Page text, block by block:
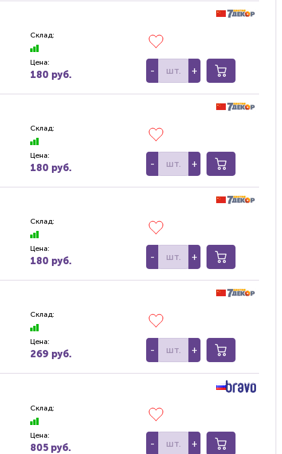
Склад:
Цена:
180 руб. - +
Склад:
Цена:
180 руб. - +
Склад:
Цена:
180 руб. - +
Склад:
Цена:
269 руб. - +
Склад:
Цена:
805 руб. - +